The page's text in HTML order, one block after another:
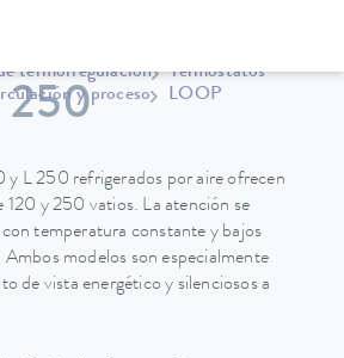
termorregulación
Termostatos
y proceso
LOOP
250
y L 250 refrigerados por aire ofrecen
120 y 250 vatios. La atención se
temperatura constante y bajos
modelos son especialmente
de vista energético y silenciosos a